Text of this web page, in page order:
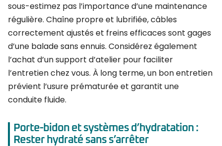
sous-estimez pas l’importance d’une maintenance
régulière. Chaîne propre et lubrifiée, câbles
correctement ajustés et freins efficaces sont gages
d’une balade sans ennuis. Considérez également
l’achat d’un support d’atelier pour faciliter
l’entretien chez vous. À long terme, un bon entretien
prévient l’usure prématurée et garantit une
conduite fluide.
Porte-bidon et systèmes d’hydratation :
Rester hydraté sans s’arrêter